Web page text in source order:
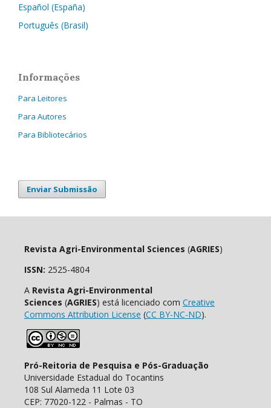
Español (España)
Português (Brasil)
Informações
Para Leitores
Para Autores
Para Bibliotecários
Enviar Submissão
Revista Agri-Environmental Sciences (AGRIES)
ISSN: 2525-4804
A Revista Agri-Environmental
Sciences (AGRIES) está licenciado com Creative
Commons Attribution License (CC BY-NC-ND).
Pró-Reitoria de Pesquisa e Pós-Graduação
Universidade Estadual do Tocantins
108 Sul Alameda 11 Lote 03
CEP: 77020-122 - Palmas - TO